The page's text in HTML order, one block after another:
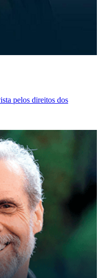
pelos direitos dos